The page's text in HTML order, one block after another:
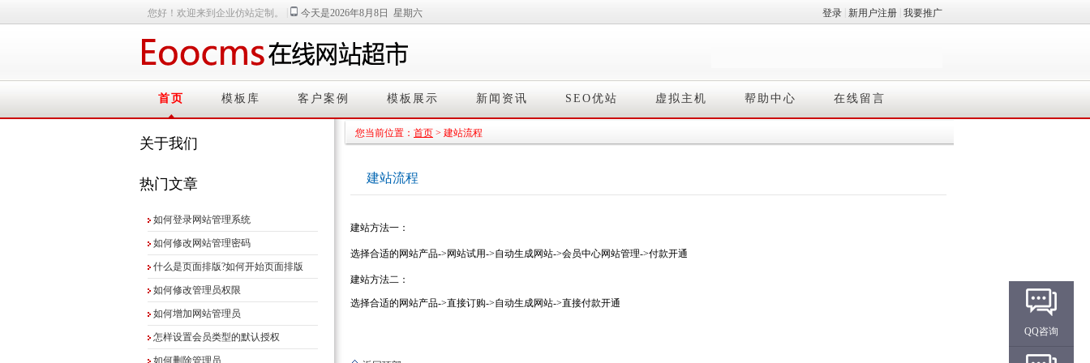
您好！欢迎来到企业仿站定制。 今天是2026年8月8日 星期六 登录 新用户注册 我要推广
首页 模板库 客户案例 模板展示 新闻资讯 SEO优站 虚拟主机 帮助中心 在线留言
关于我们
热门文章
如何登录网站管理系统
如何修改网站管理密码
什么是页面排版?如何开始页面排版
如何修改管理员权限
如何增加网站管理员
怎样设置会员类型的默认授权
如何删除管理员
您当前位置： 首页 > 建站流程
建站流程
建站方法一：
选择合适的网站产品->网站试用->自动生成网站->会员中心网站管理->付款开通
建站方法二：
选择合适的网站产品->直接订购->自动生成网站->直接付款开通
QQ咨询